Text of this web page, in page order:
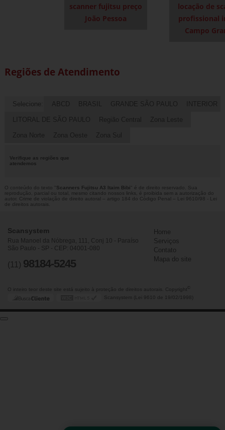
scanner fujitsu preço
João Pessoa
locação de
profissional
Campo
Regiões de Atendimento
Selecione: ABCD BRASIL GRANDE SÃO PAULO INTERIOR
LITORAL DE SÃO PAULO Região Central Zona Leste
Zona Norte Zona Oeste Zona Sul
Verifique as regiões que
atendemos
O conteúdo do texto " Scanners Fujitsu A3 Itaim Bibi " é de direito reservado. Sua
reprodução, parcial ou total, mesmo citando nossos links, é proibida sem a autorização do
autor. Crime de violação de direito autoral – artigo 184 do Código Penal –
Lei 9610/98 - Lei
de direitos autorais
Scansystem
Rua Manoel da Nóbrega, 111, Conj 10 - Paraíso
São Paulo - SP - CEP: 04001-080
(11) 98184-5245
Home
Serviços
Contato
Mapa do site
O inteiro teor deste site está sujeito à proteção de direitos autorais. Copyright
Scansystem (Lei 9610 de 19/02/1998)